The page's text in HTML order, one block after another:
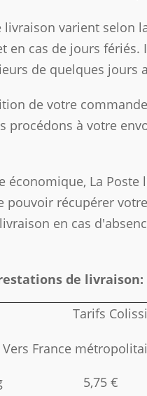
livraison varient selon
en cas de jours
de quelques jours
de votre
procédons à votre
économique, La
pouvoir récupérer
en cas
de livraison:
Tarifs
Vers France
5,75 €